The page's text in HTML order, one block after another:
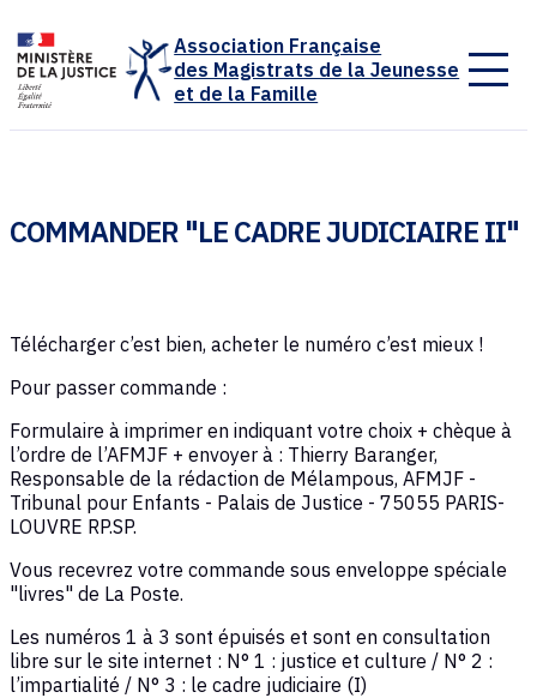
Association Française
des Magistrats de la Jeunesse
et de la Famille
COMMANDER "LE CADRE JUDICIAIRE II"
Télécharger c’est bien, acheter le numéro c’est mieux !
Pour passer commande :
Formulaire à imprimer en indiquant votre choix + chèque à
l’ordre de l’AFMJF + envoyer à : Thierry Baranger,
Responsable de la rédaction de Mélampous, AFMJF -
Tribunal pour Enfants - Palais de Justice - 75055 PARIS-
LOUVRE RP.SP.
Vous recevrez votre commande sous enveloppe spéciale
"livres" de La Poste.
Les numéros 1 à 3 sont épuisés et sont en consultation
libre sur le site internet : N° 1 : justice et culture / N° 2 :
l’impartialité / N° 3 : le cadre judiciaire (I)